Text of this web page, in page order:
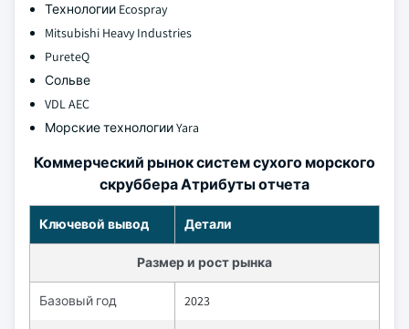
Технологии Ecospray
Mitsubishi Heavy Industries
PureteQ
Сольве
VDL AEC
Морские технологии Yara
Коммерческий рынок систем сухого морского
скруббера Атрибуты отчета
Ключевой вывод Детали
Размер и рост рынка
Базовый год 2023